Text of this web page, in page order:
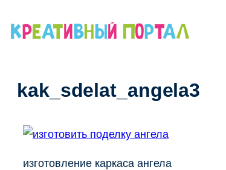
kak_sdelat_angela3
изготовление каркаса ангела